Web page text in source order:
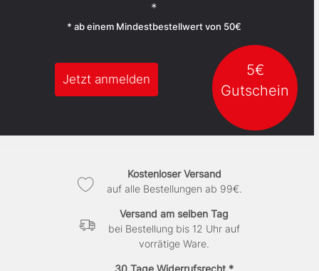
*
* ab einem Mindestbestellwert von 50€
Jetzt anmelden
5€
Gutschein
Kostenloser Versand
auf alle Bestellungen ab 99€.
Versand am selben Tag
bei Bestellung bis 12 Uhr auf
vorrätige Ware.